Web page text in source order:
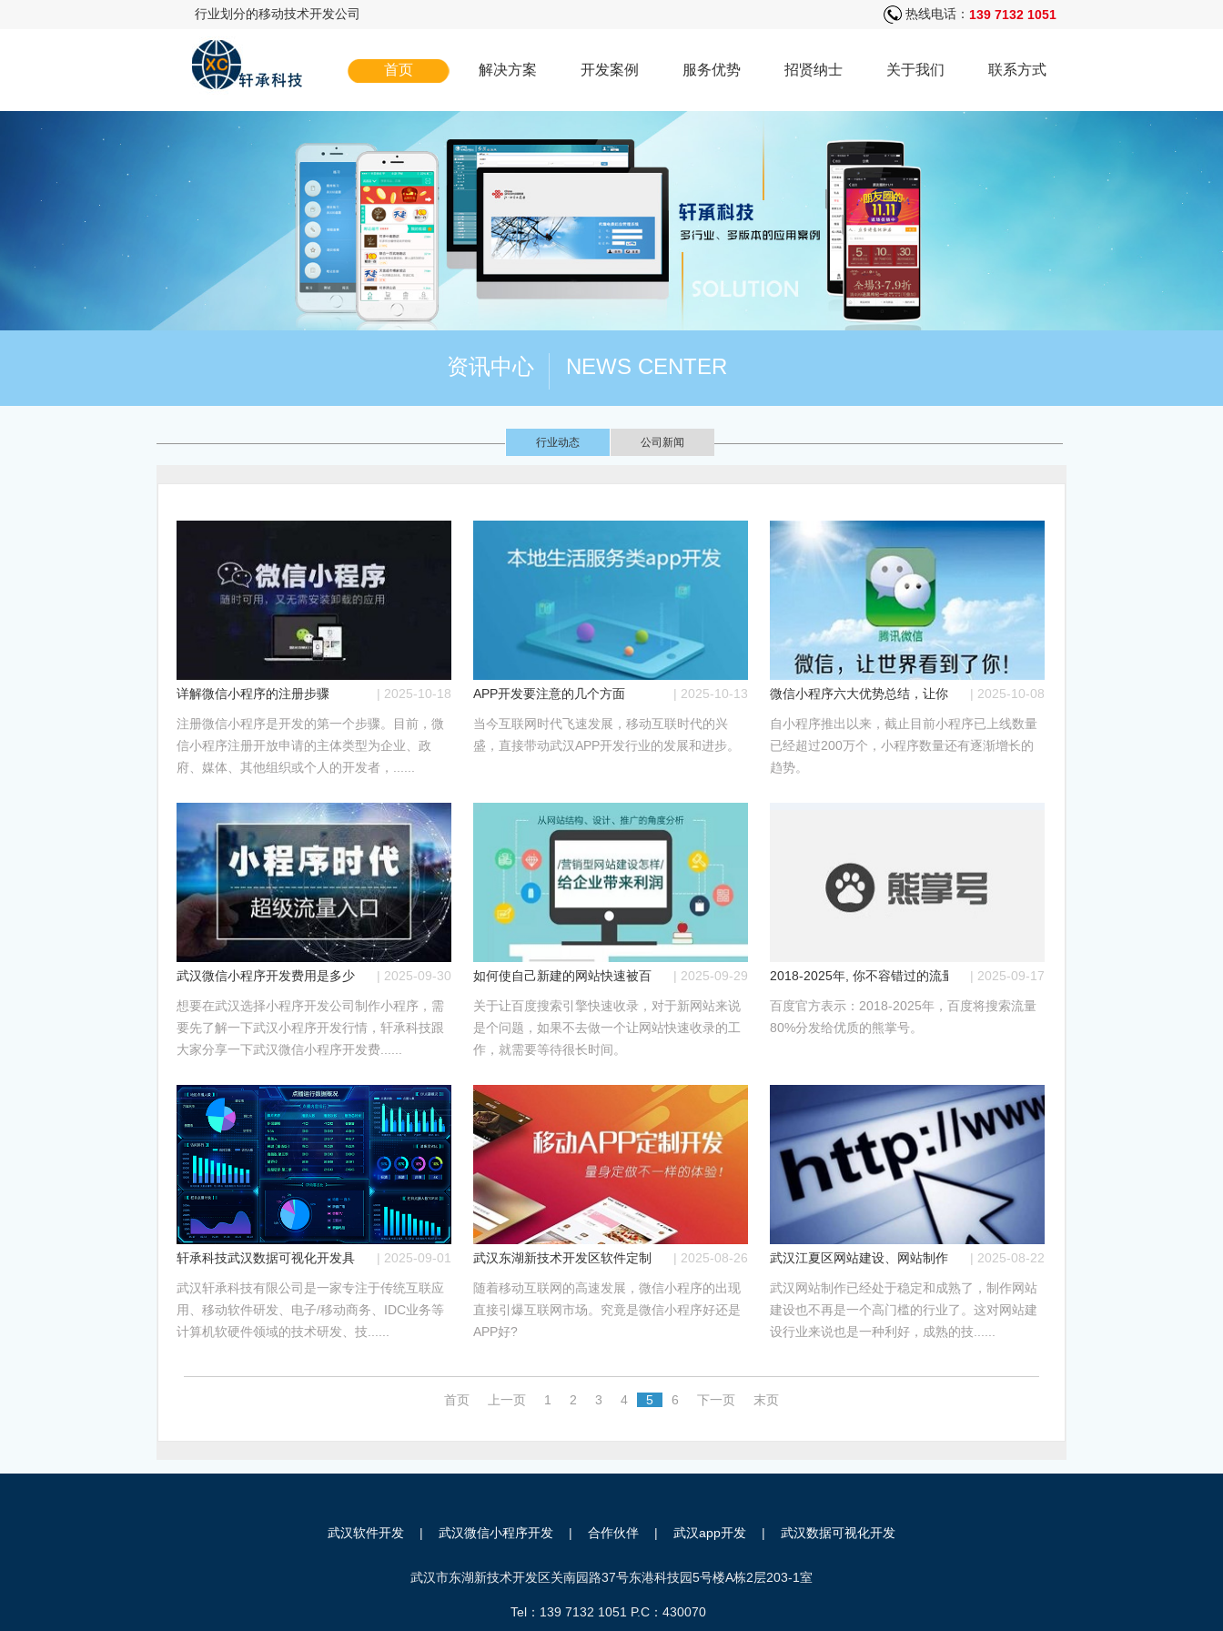
行业划分的移动技术开发公司 热线电话： 139 7132 1051
首页 解决方案 开发案例 服务优势 招贤纳士 关于我们 联系方式
资讯中心 NEWS CENTER
行业动态 公司新闻
详解微信小程序的注册步骤 | 2025-10-18
注册微信小程序是开发的第一个步骤。目前，微
信小程序注册开放申请的主体类型为企业、政
府、媒体、其他组织或个人的开发者，......
APP开发要注意的几个方面 | 2025-10-13
当今互联网时代飞速发展，移动互联时代的兴
盛，直接带动武汉APP开发行业的发展和进步。
微信小程序六大优势总结，让你的小程序不走寻常路
| 2025-10-08
自小程序推出以来，截止目前小程序已上线数量
已经超过200万个，小程序数量还有逐渐增长的
趋势。
武汉微信小程序开发费用是多少？ | 2025-09-30
想要在武汉选择小程序开发公司制作小程序，需
要先了解一下武汉小程序开发行情，轩承科技跟
大家分享一下武汉微信小程序开发费......
如何使自己新建的网站快速被百度平台收录
| 2025-09-29
关于让百度搜索引擎快速收录，对于新网站来说
是个问题，如果不去做一个让网站快速收录的工
作，就需要等待很长时间。
2018-2025年, 你不容错过的流量红利——百度熊掌号
| 2025-09-17
百度官方表示：2018-2025年，百度将搜索流量
80%分发给优质的熊掌号。
轩承科技武汉数据可视化开发具有哪些优势？
| 2025-09-01
武汉轩承科技有限公司是一家专注于传统互联应
用、移动软件研发、电子/移动商务、IDC业务等
计算机软硬件领域的技术研发、技......
武汉东湖新技术开发区软件定制开发：微信小程序和APP究竟哪个好？
| 2025-08-26
随着移动互联网的高速发展，微信小程序的出现
直接引爆互联网市场。究竟是微信小程序好还是
APP好?
武汉江夏区网站建设、网站制作公司哪家好？
| 2025-08-22
武汉网站制作已经处于稳定和成熟了，制作网站
建设也不再是一个高门槛的行业了。这对网站建
设行业来说也是一种利好，成熟的技......
首页 上一页 1 2 3 4 5 6 下一页 末页
武汉软件开发 | 武汉微信小程序开发 | 合作伙伴 | 武汉app开发 | 武汉数据可视化开发
武汉市东湖新技术开发区关南园路37号东港科技园5号楼A栋2层203-1室
Tel： 139 7132 1051 P.C：430070